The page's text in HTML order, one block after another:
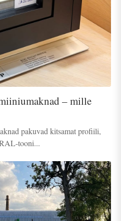
– mille
pakuvad kitsamat profiili,
tooni...